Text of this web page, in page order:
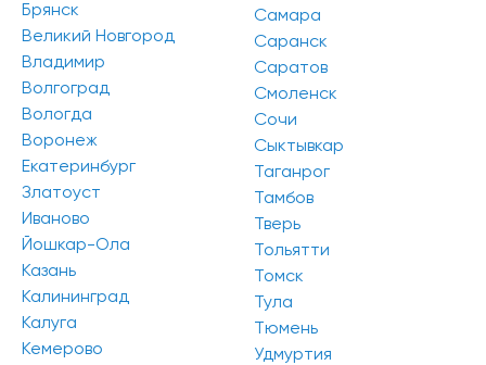
На Рублёвском шоссе появятся новые апартаменты
Девелопером апарт-комплекса выступает московская
компания St Michael, сообщает realty.ria.ru.
Брянск
Великий Новгород
Владимир
Волгоград
Вологда
Воронеж
Екатеринбург
Златоуст
Иваново
Йошкар-Ола
Казань
Калининград
Калуга
Кемерово
Самара
Саранск
Саратов
Смоленск
Сочи
Сыктывкар
Таганрог
Тамбов
Тверь
Тольятти
Томск
Тула
Тюмень
Удмуртия